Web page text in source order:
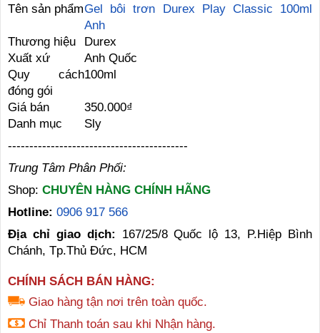
Tên sản phẩmGel bôi trơn Durex Play Classic 100ml
Anh
Thương hiệu
Durex
Xuất xứ
Anh Quốc
Quy cách
đóng gói
100ml
Giá bán
350.000₫
Danh mục
Sly
------------------------------------------
Trung Tâm Phân Phối:
Shop: CHUYÊN HÀNG CHÍNH HÃNG
Hotline: 0906 917 566
Địa chỉ giao dịch: 167/25/8 Quốc lộ 13, P.Hiệp Bình
Chánh, Tp.Thủ Đức, HCM
CHÍNH SÁCH BÁN HÀNG:
Giao hàng tận nơi trên toàn quốc.
Chỉ Thanh toán sau khi Nhận hàng.